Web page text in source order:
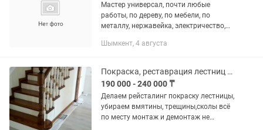
Мастер универсал, почти любые
работы, по дереву, по мебели, по
металлу, нержавейка, электричество,
проблем с замками, с дверми,
Шымкент, 4 августа
Покраска, реставрация лестниц аккуратно качественно и в кратчайшие сроки
190 000 - 240 000 ₸
Делаем рейсталинг покраску лестницы,
убираем вмятины, трещины,сколы всё
по месту монтаж и демонтаж не